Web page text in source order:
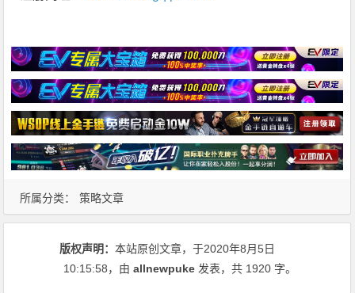
所属分类： 策略文章
版权声明：本站原创文章，于2020年8月5日
10:15:58，由allnewpuke 发表，共 1920 字。